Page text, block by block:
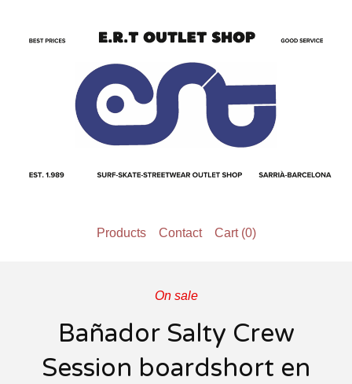
Products Contact Cart (0)
On sale
Bañador Salty Crew
Session boardshort en